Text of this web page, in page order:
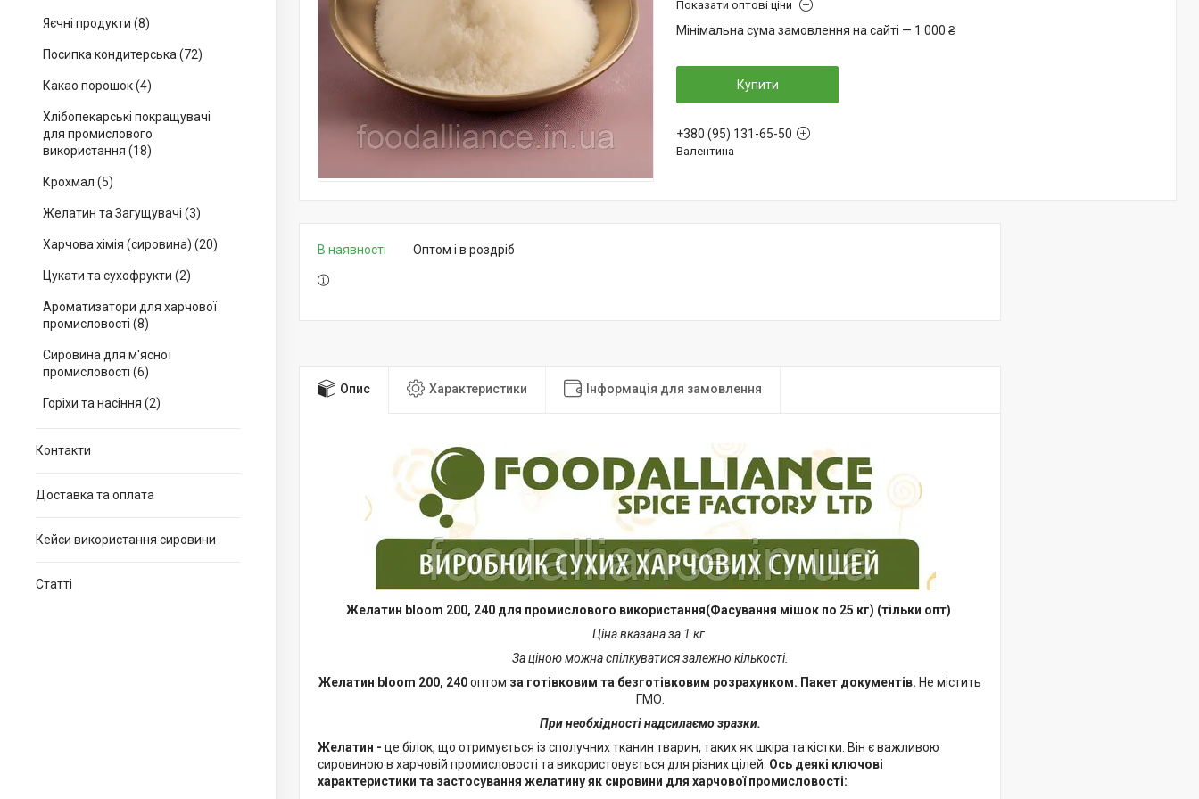
Яєчні продукти (8)
Посипка кондитерська (72)
Какао порошок (4)
Хлібопекарські покращувачі
для промислового
використання (18)
Крохмал (5)
Желатин та Загущувачі (3)
Харчова хімія (сировина) (20)
Цукати та сухофрукти (2)
Ароматизатори для харчової
промисловості (8)
Сировина для м'ясної
промисловості (6)
Горіхи та насіння (2)
Контакти
Доставка та оплата
Кейси використання сировини
Статті
Показати оптові ціни
Мінімальна сума замовлення на сайті — 1 000 ₴
Купити
+380 (95) 131-65-50
Валентина
В наявності Оптом і в роздріб
Опис Характеристики Інформація для замовлення
Желатин bloom 200, 240 для промислового використання(Фасування мішок по 25 кг) (тільки опт)
Ціна вказана за 1 кг.
За ціною можна спілкуватися залежно кількості.
Желатин bloom 200, 240оптом за готівковим та безготівковим розрахунком. Пакет документів. Не містить
ГМО.
При необхідності надсилаємо зразки.
Желатин - це білок, що отримується із сполучних тканин тварин, таких як шкіра та кістки. Він є важливою
сировиною в харчовій промисловості та використовується для різних цілей. Ось деякі ключові
характеристики та застосування желатину як сировини для харчової промисловості: